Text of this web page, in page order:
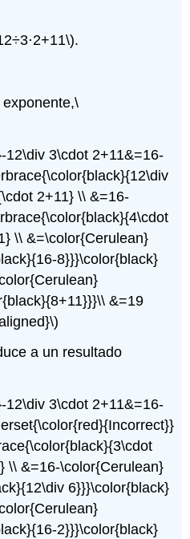
.
\
12\div 3\cdot 2+11&=16-
2+11} \\ &=16-
\\ &=\color{Cerulean}
8}}}\color{black}
&=19
a un resultado
12\div 3\cdot 2+11&=16-
\\ &=16-\color{Cerulean}
6}}}\color{black}
2}}}\color{black}